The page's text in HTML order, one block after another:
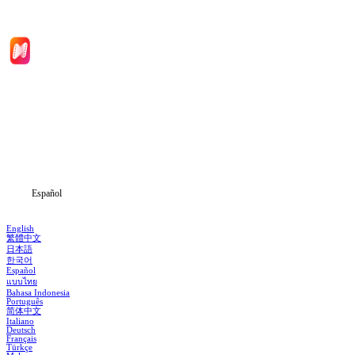
Español
English
繁體中文
日本語
한국어
Español
แบบไทย
Bahasa Indonesia
Português
简体中文
Italiano
Deutsch
Français
Türkçe